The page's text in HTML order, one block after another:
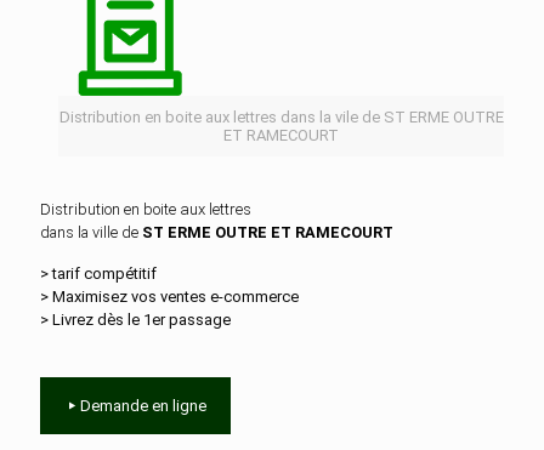
Distribution en boite aux lettres dans la vile de ST ERME OUTRE
ET RAMECOURT
Distribution en boite aux lettres
dans la ville de ST ERME OUTRE ET RAMECOURT
> tarif compétitif
> Maximisez vos ventes e‑commerce
> Livrez dès le 1er passage
Demande en ligne